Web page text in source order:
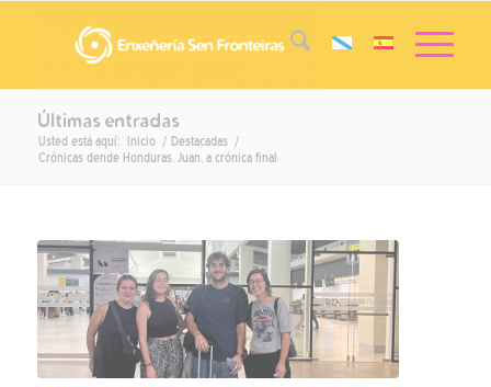
Últimas entradas
Usted está aquí: Inicio / Destacadas /
Crónicas dende Honduras. Juan, a crónica final